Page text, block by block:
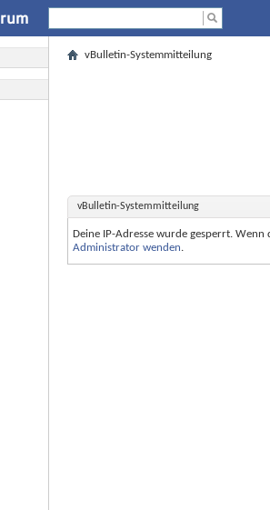
vBulletin-Systemmitteilung
vBulletin-Systemmitteilung
Deine IP-Adresse wurde gesperrt.
Administrator wenden.